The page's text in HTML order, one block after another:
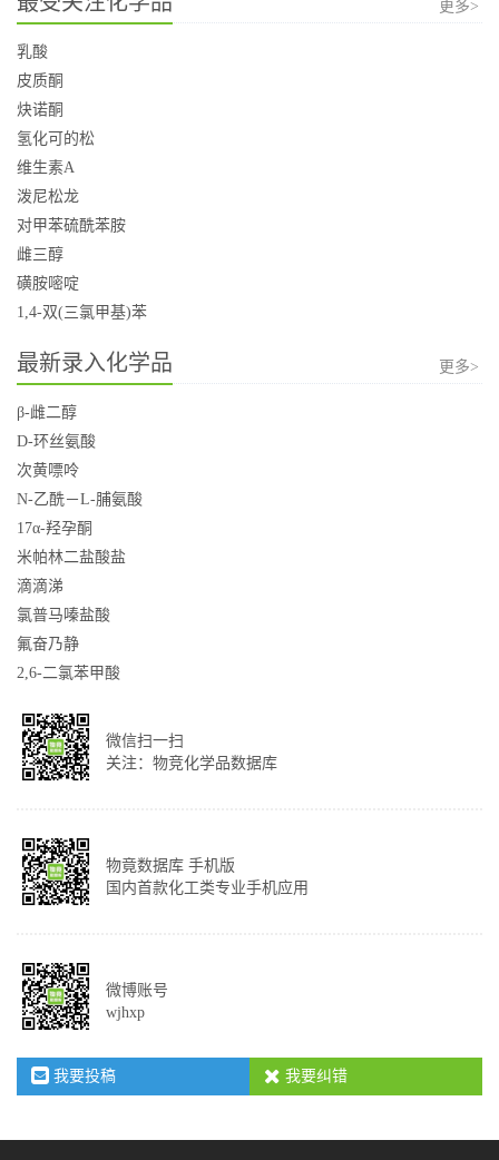
更多>
乳酸
皮质酮
炔诺酮
氢化可的松
维生素A
泼尼松龙
对甲苯硫酰苯胺
雌三醇
磺胺嘧啶
1,4-双(三氯甲基)苯
最新录入化学品 更多>
β-雌二醇
D-环丝氨酸
次黄嘌呤
N-乙酰－L-脯氨酸
17α-羟孕酮
米帕林二盐酸盐
滴滴涕
氯普马嗪盐酸
氟奋乃静
2,6-二氯苯甲酸
微信扫一扫
关注：物竞化学品数据库
物竟数据库 手机版
国内首款化工类专业手机应用
微博账号
wjhxp
我要投稿 我要纠错